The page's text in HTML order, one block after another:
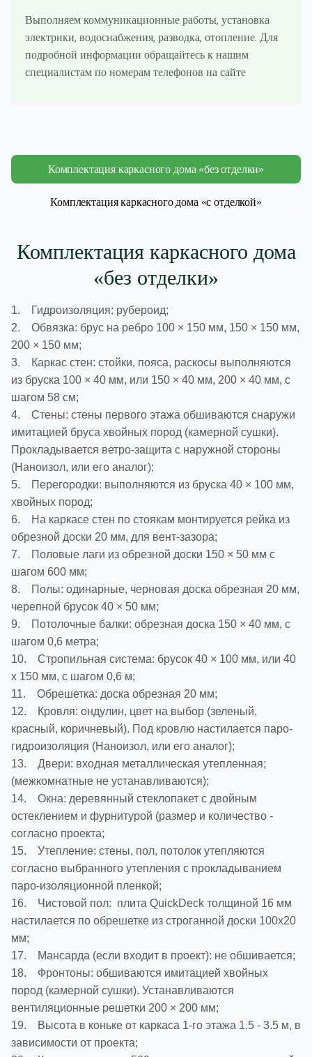
Выполняем коммуникационные работы, установка
электрики, водоснабжения, разводка, отопление. Для
подробной информации обращайтесь к нашим
специалистам по номерам телефонов на сайте
Комплектация каркасного дома «без отделки»
Комплектация каркасного дома «с отделкой»
Комплектация каркасного дома
«без отделки»
1. Гидроизоляция: рубероид;
2. Обвязка: брус на ребро 100 × 150 мм, 150 × 150 мм,
200 × 150 мм;
3. Каркас стен: стойки, пояса, раскосы выполняются
из бруска 100 × 40 мм, или 150 × 40 мм, 200 × 40 мм, с
шагом 58 см;
4. Стены: стены первого этажа обшиваются снаружи
имитацией бруса хвойных пород (камерной сушки).
Прокладывается ветро-защита с наружной стороны
(Наноизол, или его аналог);
5. Перегородки: выполняются из бруска 40 × 100 мм,
хвойных пород;
6. На каркасе стен по стоякам монтируется рейка из
обрезной доски 20 мм, для вент-зазора;
7. Половые лаги из обрезной доски 150 × 50 мм с
шагом 600 мм;
8. Полы: одинарные, черновая доска обрезная 20 мм,
черепной брусок 40 × 50 мм;
9. Потолочные балки: обрезная доска 150 × 40 мм, с
шагом 0,6 метра;
10. Стропильная система: брусок 40 × 100 мм, или 40
х 150 мм, с шагом 0,6 м;
11. Обрешетка: доска обрезная 20 мм;
12. Кровля: ондулин, цвет на выбор (зеленый,
красный, коричневый). Под кровлю настилается паро-
гидроизоляция (Наноизол, или его аналог);
13. Двери: входная металлическая утепленная;
(межкомнатные не устанавливаются);
14. Окна: деревянный стеклопакет с двойным
остеклением и фурнитурой (размер и количество -
согласно проекта;
15. Утепление: стены, пол, потолок утепляются
согласно выбранного утепления с прокладыванием
паро-изоляционной пленкой;
16. Чистовой пол: плита QuickDeck толщиной 16 мм
настилается по обрешетке из строганной доски 100х20
мм;
17. Мансарда (если входит в проект): не обшивается;
18. Фронтоны: обшиваются имитацией хвойных
пород (камерной сушки). Устанавливаются
вентиляционные решетки 200 × 200 мм;
19. Высота в коньке от каркаса 1-го этажа 1.5 - 3.5 м, в
зависимости от проекта;